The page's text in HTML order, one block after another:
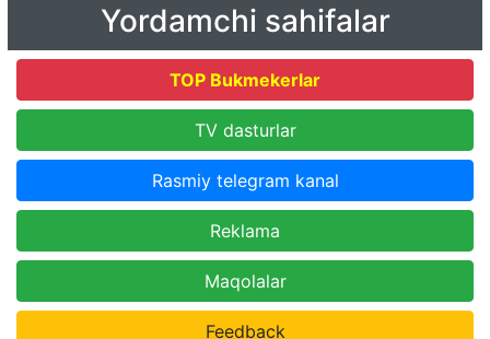
Yordamchi sahifalar
TOP Bukmekerlar
TV dasturlar
Rasmiy telegram kanal
Reklama
Maqolalar
Feedback